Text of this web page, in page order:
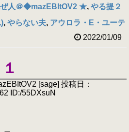
ぜ人＠◆mazEBItOV2 ★, やる提２
, やらない夫, アウロラ・E・ユーテ
2022/01/09
[sage] 投稿日：
ID:/55DXsuN